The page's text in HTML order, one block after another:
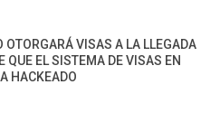
OTORGARÁ VISAS A LA LLEGADA
QUE EL SISTEMA DE VISAS EN
HACKEADO